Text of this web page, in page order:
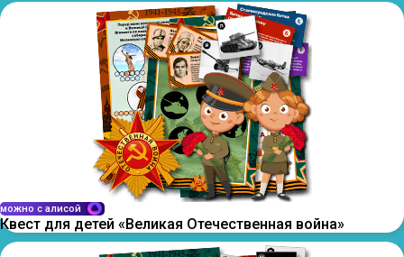
можно с алисой
Квест для детей «Великая Отечественная война»